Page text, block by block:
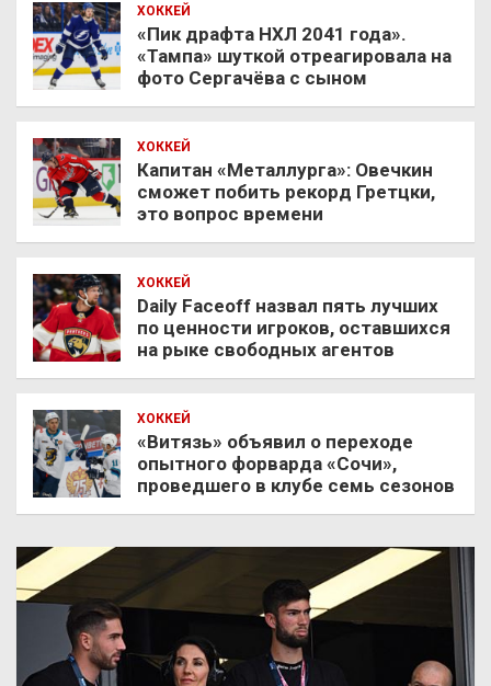
ХОККЕЙ
«Пик драфта НХЛ 2041 года».
«Тампа» шуткой отреагировала на
фото Сергачёва с сыном
ХОККЕЙ
Капитан «Металлурга»: Овечкин
сможет побить рекорд Гретцки,
это вопрос времени
ХОККЕЙ
Daily Faceoff назвал пять лучших
по ценности игроков, оставшихся
на рыке свободных агентов
ХОККЕЙ
«Витязь» объявил о переходе
опытного форварда «Сочи»,
проведшего в клубе семь сезонов